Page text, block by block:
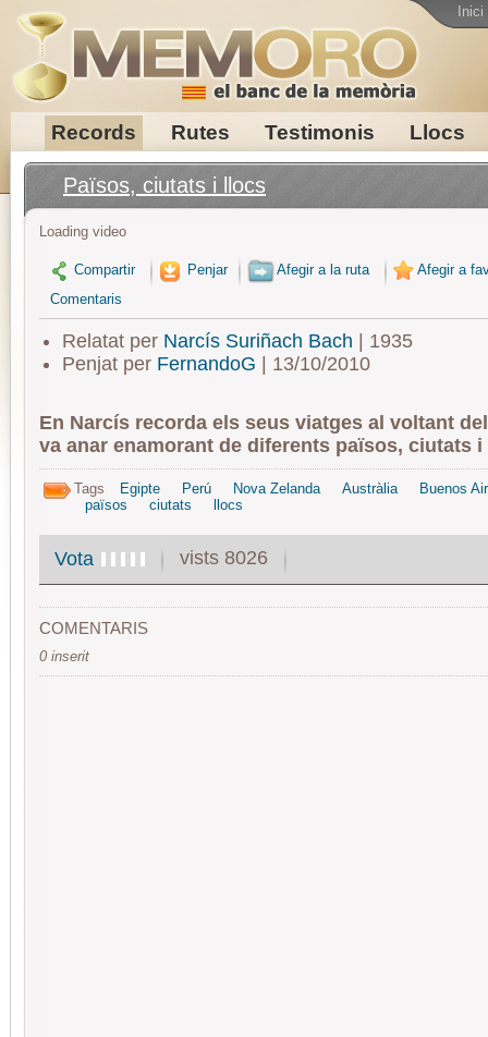
Records Rutes Testimonis Llocs
Inici
Països, ciutats i llocs
Loading video
Compartir Penjar Afegir a la ruta
Afegir a
Comentaris
Relatat per Narcís Suriñach Bach | 1935
Penjat per FernandoG | 13/10/2010
En Narcís recorda els seus viatges al voltant
va anar enamorant de diferents països, ciutats
Tags Egipte Perú Nova Zelanda Austràlia
Buenos
països
ciutats llocs
Vota vists 8026
COMENTARIS
0 inserit